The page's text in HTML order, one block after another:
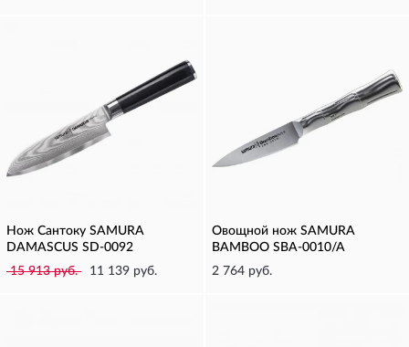
Нож Сантоку SAMURA
DAMASCUS SD-0092
15 913 руб.
11 139 руб.
Овощной нож SAMURA
BAMBOO SBA-0010/A
2 764 руб.